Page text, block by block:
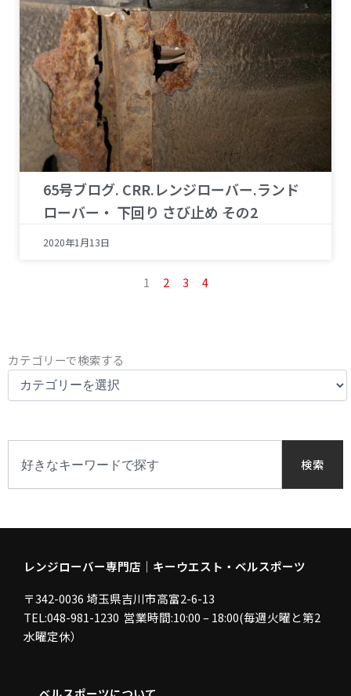
65号ブログ. CRR.レンジローバー.ランド
ローバー・ 下回り さび止め その2
2020年1月13日
1 2 3 4
カテゴリーで検索する
カ
テ
リ
で
検索
レンジローバー専門店｜キーウエスト・ベルスポーツ
〒342-0036 埼玉県吉川市高富2-6-13
TEL:048-981-1230 営業時間:10:00 – 18:00(毎週火曜と第2
水曜定休）